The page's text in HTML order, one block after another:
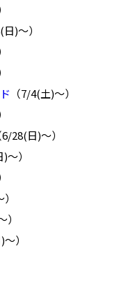
日)～）
（7/4(土)～）
6/28(日)～）
～）
）
）